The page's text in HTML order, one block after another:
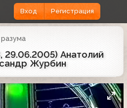
Вход Регистрация
29.06.2005) Анатолий
Журбин